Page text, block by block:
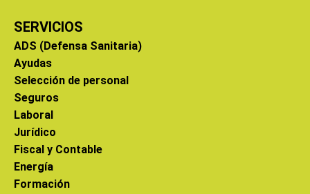
SERVICIOS
ADS (Defensa Sanitaria)
Ayudas
Selección de personal
Seguros
Laboral
Jurídico
Fiscal y Contable
Energía
Formación